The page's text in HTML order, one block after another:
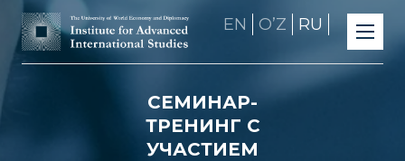
EN OʼZ RU
CЕМИНАР-
ТРЕНИНГ С
УЧАСТИЕМ